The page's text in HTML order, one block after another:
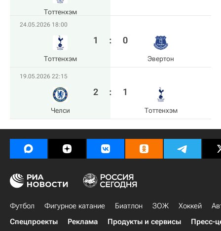
Тоттенхэм
24.05.2026 18:00
Тоттенхэм
1 : 0
Эвертон
19.05.2026 22:15
Челси
2 : 1
Тоттенхэм
Футбол Фигурное катание Биатлон ЗОЖ Хоккей
Спецпроекты
Реклама Продукты и сервисы Пресс-